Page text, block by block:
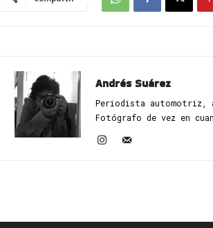
Andrés Suárez
Periodista
Fotógrafo de vez en